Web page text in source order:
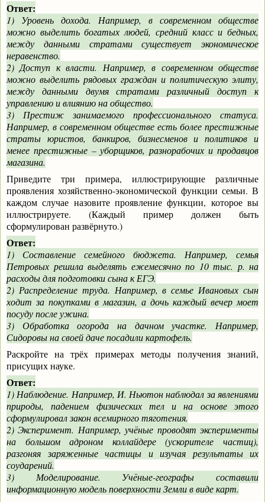
Ответ:
1) Уровень дохода. Например, в современном обществе
можно выделить богатых людей, средний класс и бедных,
между данными стратами существует экономическое
неравенство.
2) Доступ к власти. Например, в современном обществе
можно выделить рядовых граждан и политическую элиту,
между данными двумя стратами различный доступ к
управлению и влиянию на общество.
3) Престиж занимаемого профессионального статуса.
Например, в современном обществе есть более престижные
страты юристов, банкиров, бизнесменов и политиков и
менее престижные – уборщиков, разнорабочих и продавцов
магазина.
Приведите три примера, иллюстрирующие различные
проявления хозяйственно-экономической функции семьи. В
каждом случае назовите проявление функции, которое вы
иллюстрируете. (Каждый пример должен быть
сформулирован развёрнуто.)
Ответ:
1) Составление семейного бюджета. Например, семья
Петровых решила выделять ежемесячно по 10 тыс. р. на
расходы для подготовки сына к ЕГЭ.
2) Распределение труда. Например, в семье Ивановых сын
ходит за покупками в магазин, а дочь каждый вечер моет
посуду после ужина.
3) Обработка огорода на дачном участке. Например,
Сидоровы на своей даче посадили картофель.
Раскройте на трёх примерах методы получения знаний,
присущих науке.
Ответ:
1) Наблюдение. Например, И. Ньютон наблюдал за явлениями
природы, падением физических тел и на основе этого
сформулировал закон всемирного тяготения.
2) Эксперимент. Например, учёные проводят эксперименты
на большом адроном коллайдере (ускорителе частиц),
разгоняя заряженные частицы и изучая результаты их
соударений.
3) Моделирование. Учёные-географы составили
информационную модель поверхности Земли в виде карт.